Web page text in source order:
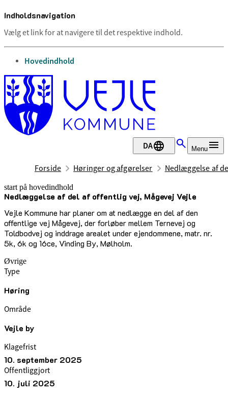
Indholdsnavigation
Vælg et link for at navigere til det respektive indhold.
gå til
Hovedindhold
DA Menu
Forside Høringer og afgørelser Nedlæggelse af
start på hovedindhold
Nedlæggelse af del af offentlig vej, Mågevej Vejle
Vejle Kommune har planer om at nedlægge en del af den
offentlige vej Mågevej, der forløber mellem Ternevej og
Toldbodvej og inddrage arealet under ejendommene, matr. nr.
5k, 6k og 16ce, Vinding By, Mølholm.
senest opdateret 10. juli 2025
Øvrige
Type
Høring
Område
Vejle by
Klagefrist
10. september 2025
Offentliggjort
10. juli 2025